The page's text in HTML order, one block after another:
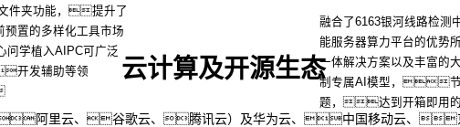
件夹功能，提升了
置的多样化工具市场
学植入AIPC可广泛
开发辅助等领
融合了6163银河线路检测
能服务器算力平台的优势
一体解决方案以及丰富的
制专属AI模型，节
题，达到开箱即
云计算及开源生态
阿里云、谷歌云、腾讯云）及华为云、中国移动云、京